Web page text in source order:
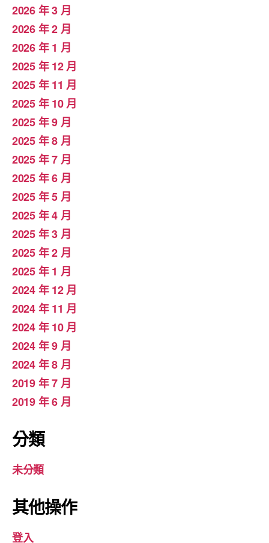
2026 年 3 月
2026 年 2 月
2026 年 1 月
2025 年 12 月
2025 年 11 月
2025 年 10 月
2025 年 9 月
2025 年 8 月
2025 年 7 月
2025 年 6 月
2025 年 5 月
2025 年 4 月
2025 年 3 月
2025 年 2 月
2025 年 1 月
2024 年 12 月
2024 年 11 月
2024 年 10 月
2024 年 9 月
2024 年 8 月
2019 年 7 月
2019 年 6 月
分類
未分類
其他操作
登入